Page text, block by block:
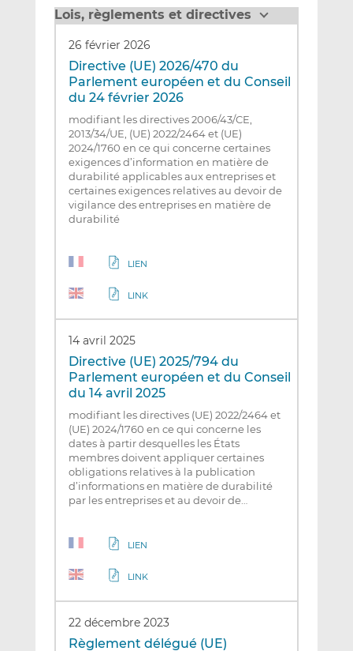
Lois, règlements et directives
26 février 2026
Directive (UE) 2026/470 du
Parlement européen et du Conseil
du 24 février 2026
modifiant les directives 2006/43/CE,
2013/34/UE, (UE) 2022/2464 et (UE)
2024/1760 en ce qui concerne certaines
exigences d’information en matière de
durabilité applicables aux entreprises et
certaines exigences relatives au devoir de
vigilance des entreprises en matière de
durabilité
LIEN
LINK
14 avril 2025
Directive (UE) 2025/794 du
Parlement européen et du Conseil
du 14 avril 2025
modifiant les directives (UE) 2022/2464 et
(UE) 2024/1760 en ce qui concerne les
dates à partir desquelles les États
membres doivent appliquer certaines
obligations relatives à la publication
d’informations en matière de durabilité
par les entreprises et au devoir de…
LIEN
LINK
22 décembre 2023
Règlement délégué (UE)